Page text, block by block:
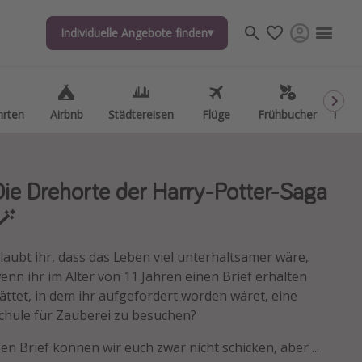
Individuelle Angebote finden
Airbnb Städtereisen Flüge Frühbucher
Individuelle Angebote finden
Airbnb Städtereisen Flüge Frühbucher
Drehorte der Harry-Potter-Saga
ihr, dass das Leben viel unterhaltsamer wäre,
ihr im Alter von 11 Jahren einen Brief erhalten
in dem ihr aufgefordert worden wäret, eine
für Zauberei zu besuchen?
Brief können wir euch zwar nicht schicken, aber ...